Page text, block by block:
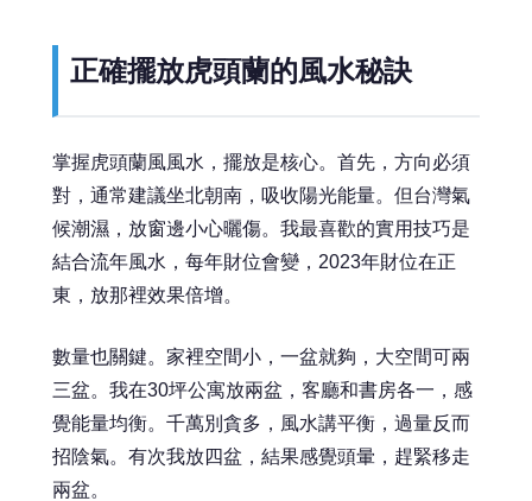
正確擺放虎頭蘭的風水秘訣
掌握虎頭蘭風風水，擺放是核心。首先，方向必須
對，通常建議坐北朝南，吸收陽光能量。但台灣氣
候潮濕，放窗邊小心曬傷。我最喜歡的實用技巧是
結合流年風水，每年財位會變，2023年財位在正
東，放那裡效果倍增。
數量也關鍵。家裡空間小，一盆就夠，大空間可兩
三盆。我在30坪公寓放兩盆，客廳和書房各一，感
覺能量均衡。千萬別貪多，風水講平衡，過量反而
招陰氣。有次我放四盆，結果感覺頭暈，趕緊移走
兩盆。